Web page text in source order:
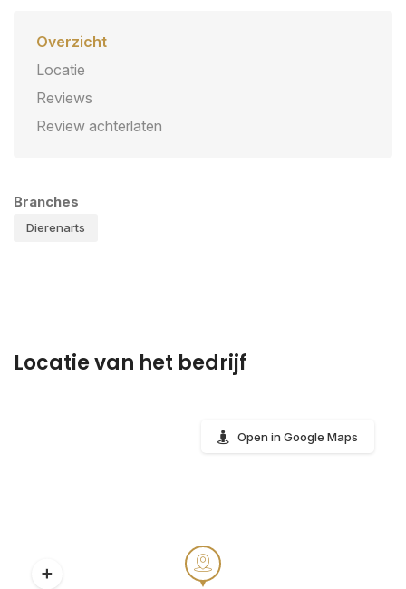
Overzicht
Locatie
Reviews
Review achterlaten
Branches
Dierenarts
Locatie van het bedrijf
Open in Google Maps